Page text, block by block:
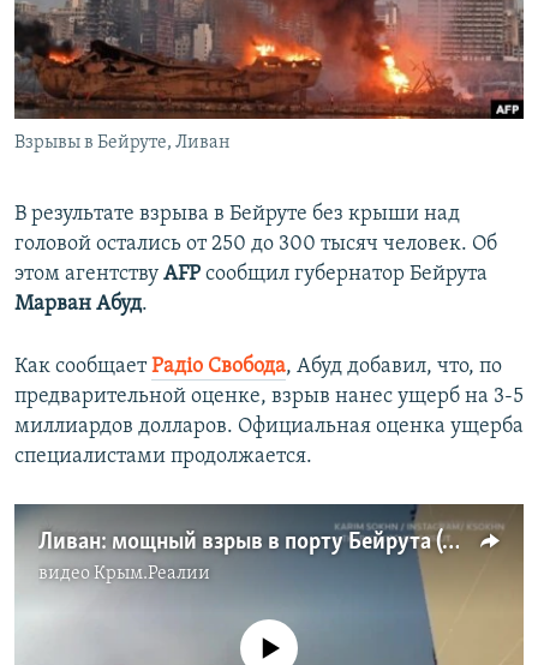
ПОБЕДИТЕЛЕЙ НЕ СУДЯТ?
КРЫМ.НЕПОКОРЕННЫЙ
ELIFBE
УКРАИНСКАЯ ПРОБЛЕМА КРЫМА
ПРИСОЕДИНЯЙТЕСЬ!
Взрывы в Бейруте, Ливан
В результате взрыва в Бейруте без крыши над
головой остались от 250 до 300 тысяч человек. Об
этом агентству AFP сообщил губернатор Бейрута
Марван Абуд.
Как сообщаетРадіо Свобода, Абуд добавил, что, по
предварительной оценке, взрыв нанес ущерб на 3-5
миллиардов долларов. Официальная оценка ущерба
специалистами продолжается.
Ливан: мощный взрыв в порту Бейрута (видео)
видео Крым.Реалии
No media source currently available